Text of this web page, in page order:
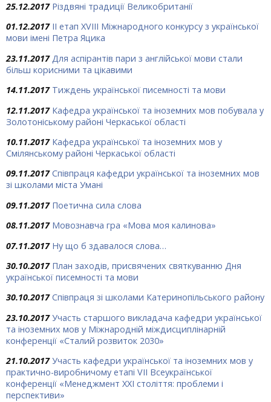
25.12.2017 Різдвяні традиції Великобританії
01.12.2017 ІІ етап XVIII Міжнародного конкурсу з української
мови імені Петра Яцика
23.11.2017 Для аспірантів пари з англійської мови стали
більш корисними та цікавими
14.11.2017 Тиждень української писемності та мови
12.11.2017 Кафедра української та іноземних мов побувала у
Золотоніському районі Черкаської області
10.11.2017 Кафедра української та іноземних мов у
Смілянському районі Черкаської області
09.11.2017 Співпраця кафедри української та іноземних мов
зі школами міста Умані
09.11.2017 Поетична сила слова
08.11.2017 Мовознавча гра «Мова моя калинова»
07.11.2017 Ну що б здавалося слова…
30.10.2017 План заходів, присвячених святкуванню Дня
української писемності та мови
30.10.2017 Співпраця зі школами Катеринопільського району
23.10.2017 Участь старшого викладача кафедри української
та іноземних мов у Міжнародній міждисциплінарній
конференції «Сталий розвиток 2030»
21.10.2017 Участь кафедри української та іноземних мов у
практично-виробничому етапі VII Всеукраїнської
конференції «Менеджмент ХХІ століття: проблеми і
перспективи»